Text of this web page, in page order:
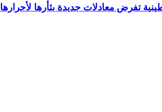
تفرض معادلات جديدة بثأرها لأحرارها